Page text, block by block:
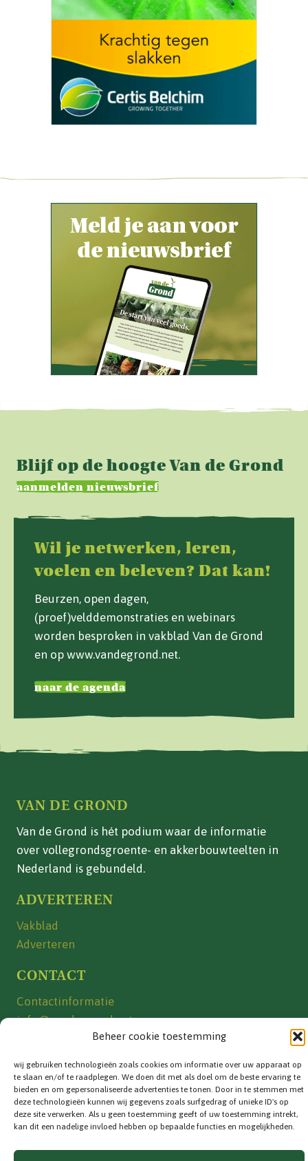
Beheer cookie toestemming
wij gebruiken technologieën zoals cookies om informatie over uw apparaat op
te slaan en/of te raadplegen. We doen dit met als doel om de beste ervaring te
bieden en om gepersonaliseerde advertenties te tonen. Door in te stemmen met
deze technologieën kunnen wij gegevens zoals surfgedrag of unieke ID's op
deze site verwerken. Als u geen toestemming geeft of uw toestemming intrekt,
kan dit een nadelige invloed hebben op bepaalde functies en mogelijkheden.
Blijf op de hoogte Van de Grond
aanmelden nieuwsbrief
Wil je netwerken, leren,
voelen en beleven? Dat kan!
Beurzen, open dagen,
(proef)velddemonstraties en webinars
worden besproken in vakblad Van de Grond
en op www.vandegrond.net.
naar de agenda
VAN DE GROND
Van de Grond is hét podium waar de informatie
over vollegrondsgroente- en akkerbouwteelten in
Nederland is gebundeld.
ADVERTEREN
Vakblad
Adverteren
CONTACT
Contactinformatie
info@vandegrond.net